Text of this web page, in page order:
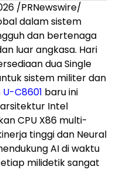
/PRNewswire/
dalam sistem
dan bertenaga
luar angkasa. Hari
dua Single
sistem militer dan
C8601 baru ini
Intel
CPU X86 multi-
tinggi dan Neural
AI di waktu
milidetik sangat